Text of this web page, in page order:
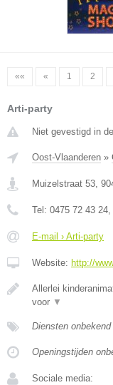
«« « 1 2
Arti-party
Niet gevestigd in
Oost-Vlaanderen »
Muizelstraat 53,
Tel: 0475 72 43 24,
E-mail › Arti-party
Website: http://
Allerlei
voor ▼
Diensten onbekend
Openingstijden
Sociale media: